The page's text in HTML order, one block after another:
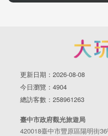
更新日期：2026-08-08
今日瀏覽：4904
總訪客數：258961263
臺中市政府觀光旅遊局
420018臺中市豐原區陽明街